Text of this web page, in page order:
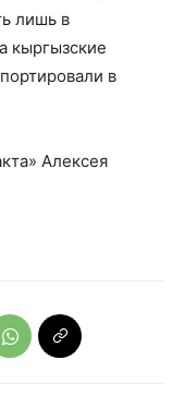
лишь в
кыргызские
в
Алексея